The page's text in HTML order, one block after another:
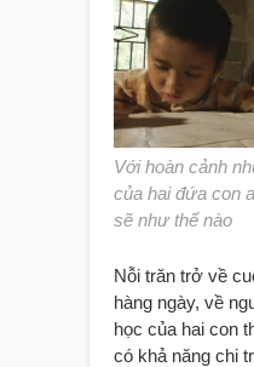
Với hoàn cảnh
của hai đứa con
sẽ như thế nào
Nỗi trăn trở về
hàng ngày, về
học của hai con
có khả năng chi